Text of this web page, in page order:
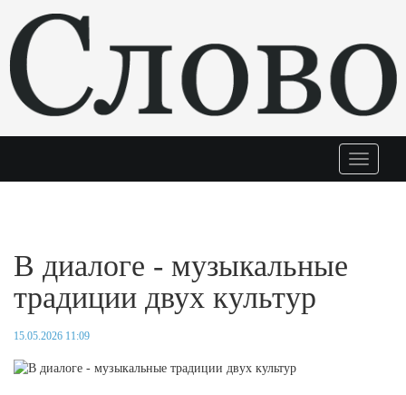
Меню
В диалоге - музыкальные
традиции двух культур
15.05.2026 11:09